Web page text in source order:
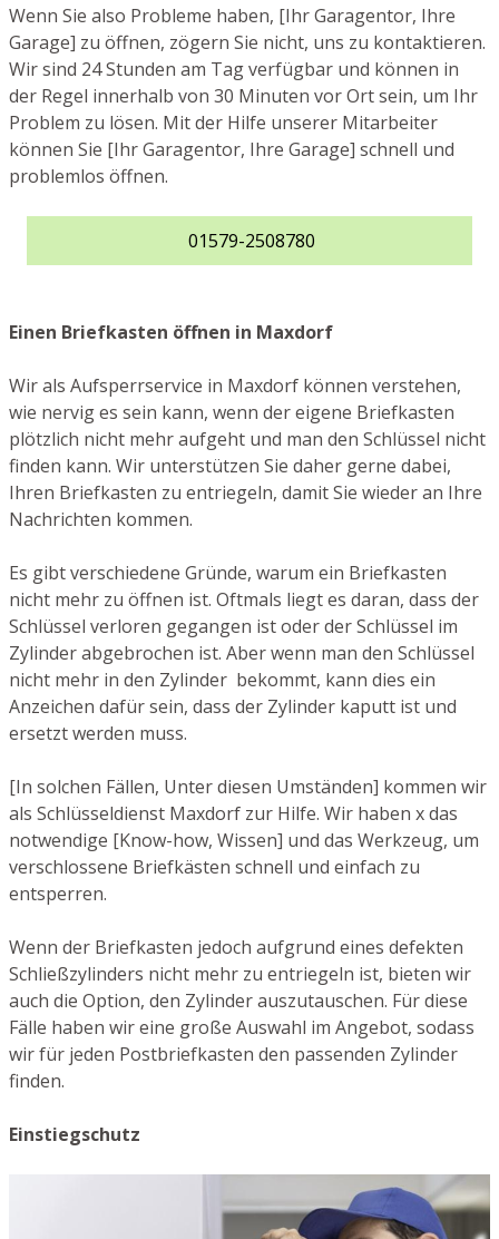
Wenn Sie also Probleme haben, [Ihr Garagentor, Ihre
Garage] zu öffnen, zögern Sie nicht, uns zu kontaktieren.
Wir sind 24 Stunden am Tag verfügbar und können in
der Regel innerhalb von 30 Minuten vor Ort sein, um Ihr
Problem zu lösen. Mit der Hilfe unserer Mitarbeiter
können Sie [Ihr Garagentor, Ihre Garage] schnell und
problemlos öffnen.
01579-2508780
Einen Briefkasten öffnen in Maxdorf
Wir als Aufsperrservice in Maxdorf können verstehen,
wie nervig es sein kann, wenn der eigene Briefkasten
plötzlich nicht mehr aufgeht und man den Schlüssel nicht
finden kann. Wir unterstützen Sie daher gerne dabei,
Ihren Briefkasten zu entriegeln, damit Sie wieder an Ihre
Nachrichten kommen.
Es gibt verschiedene Gründe, warum ein Briefkasten
nicht mehr zu öffnen ist. Oftmals liegt es daran, dass der
Schlüssel verloren gegangen ist oder der Schlüssel im
Zylinder abgebrochen ist. Aber wenn man den Schlüssel
nicht mehr in den Zylinder bekommt, kann dies ein
Anzeichen dafür sein, dass der Zylinder kaputt ist und
ersetzt werden muss.
[In solchen Fällen, Unter diesen Umständen] kommen wir
als Schlüsseldienst Maxdorf zur Hilfe. Wir haben x das
notwendige [Know-how, Wissen] und das Werkzeug, um
verschlossene Briefkästen schnell und einfach zu
entsperren.
Wenn der Briefkasten jedoch aufgrund eines defekten
Schließzylinders nicht mehr zu entriegeln ist, bieten wir
auch die Option, den Zylinder auszutauschen. Für diese
Fälle haben wir eine große Auswahl im Angebot, sodass
wir für jeden Postbriefkasten den passenden Zylinder
finden.
Einstiegschutz